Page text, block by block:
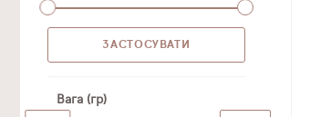
Вага (гр)